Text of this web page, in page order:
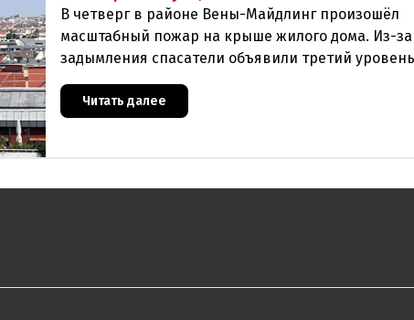
В четверг в районе Вены-Майдлинг произошёл
масштабный пожар на крыше жилого дома. Из-за
задымления спасатели объявили третий
и задействовали 36 единиц техники. Огонь
Читать далее